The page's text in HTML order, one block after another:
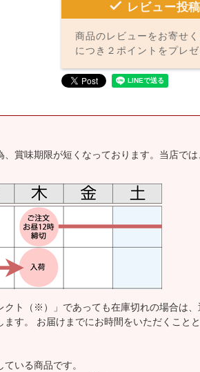
レビュー投
商品のレビューをお寄せ
につき２ポイントをプレゼ
賞味期限が短くなっております。当店で
ト（※）」であっても在庫切れの場合は、
ます。 お届けまでにお時間をいただくこと
いる商品です。